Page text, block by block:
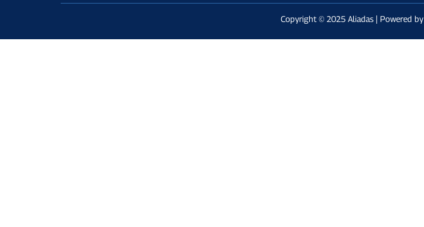
Copyright © 2025 Aliadas | Powered by